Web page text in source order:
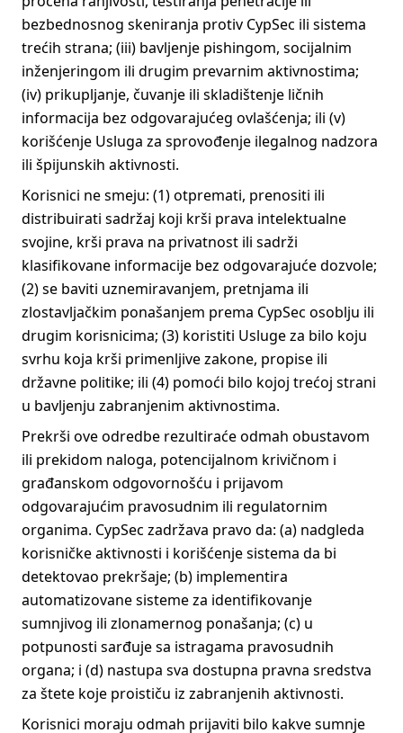
bezbednosnog skeniranja protiv CypSec ili sistema
trećih strana; (iii) bavljenje pishingom, socijalnim
inženjeringom ili drugim prevarnim aktivnostima;
(iv) prikupljanje, čuvanje ili skladištenje ličnih
informacija bez odgovarajućeg ovlašćenja; ili (v)
korišćenje Usluga za sprovođenje ilegalnog nadzora
ili špijunskih aktivnosti.
Korisnici ne smeju: (1) otpremati, prenositi ili
distribuirati sadržaj koji krši prava intelektualne
svojine, krši prava na privatnost ili sadrži
klasifikovane informacije bez odgovarajuće dozvole;
(2) se baviti uznemiravanjem, pretnjama ili
zlostavljačkim ponašanjem prema CypSec osoblju ili
drugim korisnicima; (3) koristiti Usluge za bilo koju
svrhu koja krši primenljive zakone, propise ili
državne politike; ili (4) pomoći bilo kojoj trećoj strani
u bavljenju zabranjenim aktivnostima.
Prekrši ove odredbe rezultiraće odmah obustavom
ili prekidom naloga, potencijalnom krivičnom i
građanskom odgovornošću i prijavom
odgovarajućim pravosudnim ili regulatornim
organima. CypSec zadržava pravo da: (a) nadgleda
korisničke aktivnosti i korišćenje sistema da bi
detektovao prekršaje; (b) implementira
automatizovane sisteme za identifikovanje
sumnjivog ili zlonamernog ponašanja; (c) u
potpunosti sarđuje sa istragama pravosudnih
organa; i (d) nastupa sva dostupna pravna sredstva
za štete koje proističu iz zabranjenih aktivnosti.
Korisnici moraju odmah prijaviti bilo kakve sumnje